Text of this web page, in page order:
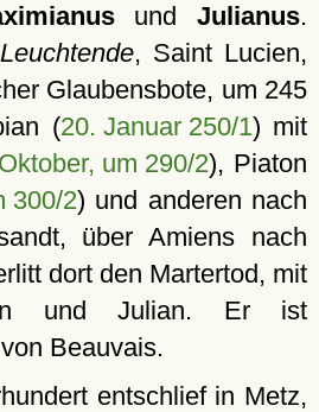
undJulianus.
, Saint Lucien,
Glaubensbote, um 245
(20. Januar 250/1) mit
um 290/2), Piaton
300/2) und anderen nach
über Amiens nach
dort den Martertod, mit
und Julian. Er ist
Beauvais.
entschlief in Metz,